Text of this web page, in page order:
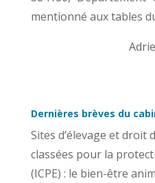
mentionné aux tables
Dernières brèves du
Sites d’élevage et droit
classées pour la
(ICPE) : le bien-être